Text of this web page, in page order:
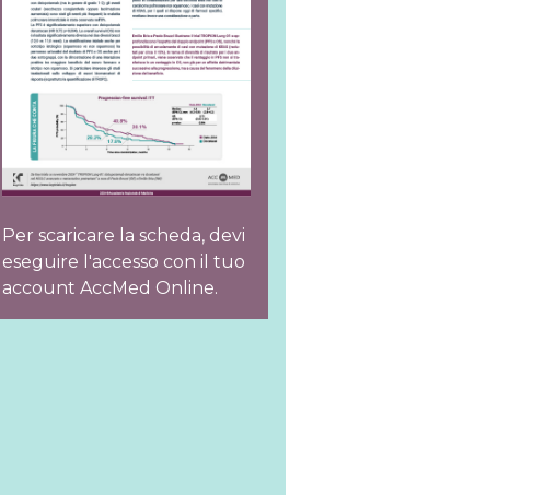
Per scaricare la scheda, devi
eseguire l'accesso con il tuo
account AccMed Online.